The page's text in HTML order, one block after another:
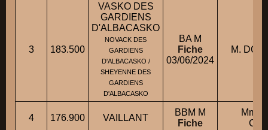
3 183.500
VASKO DES
GARDIENS
D'ALBACASKO
NOVACK DES
GARDIENS
D'ALBACASKO /
SHEYENNE DES
GARDIENS
D'ALBACASKO
BA M
Fiche
03/06/2024
M.
4 176.900 VAILLANT
BBM M
Fiche
Mme